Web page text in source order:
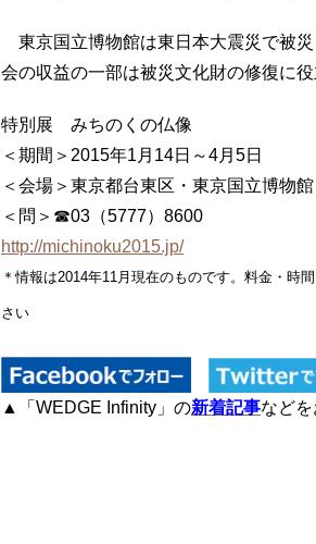
東京国立博物館は東日本大震災で被
会の収益の一部は被災文化財の修復に役
特別展 みちのくの仏像
＜期間＞2015年1月14日～4月5日
＜会場＞東京都台東区・東京国立博物
＜問＞☎03（5777）8600
http://michinoku2015.jp/
＊情報は2014年11月現在のものです。料金・時
さい
▲「WEDGE Infinity」の新着記事などを